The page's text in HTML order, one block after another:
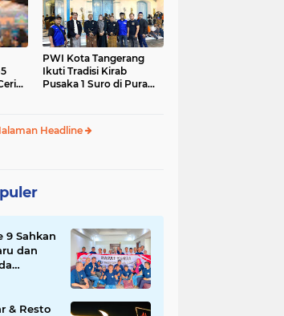
PWI Kota Tangerang
Ikuti Tradisi Kirab
Pusaka 1 Suro di Pura
Headline
9 Sahkan
dan
& Resto